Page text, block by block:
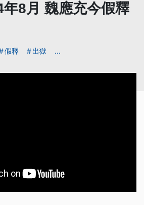
8月 魏應充今假釋
假釋 出獄 ...